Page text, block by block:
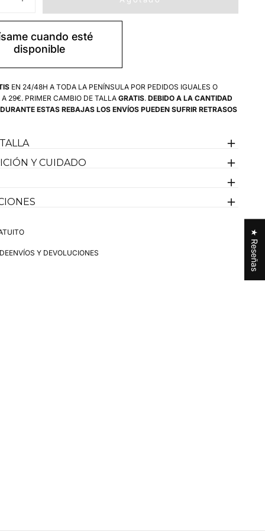
Aumentar
cantidad
para
Rosa
Capote
Amarillos
cuando esté
disponible
EN 24/48H A TODA LA PENÍNSULA POR PEDIDOS IGUALES O
A 29€. PRIMER CAMBIO DE TALLAGRATIS.DEBIDO A LA CANTIDAD
ESTAS REBAJAS LOS ENVÍOS PUEDEN SUFRIR RETRASOS
Y CUIDADO
ENVÍOS Y DEVOLUCIONES ★ Reseñas